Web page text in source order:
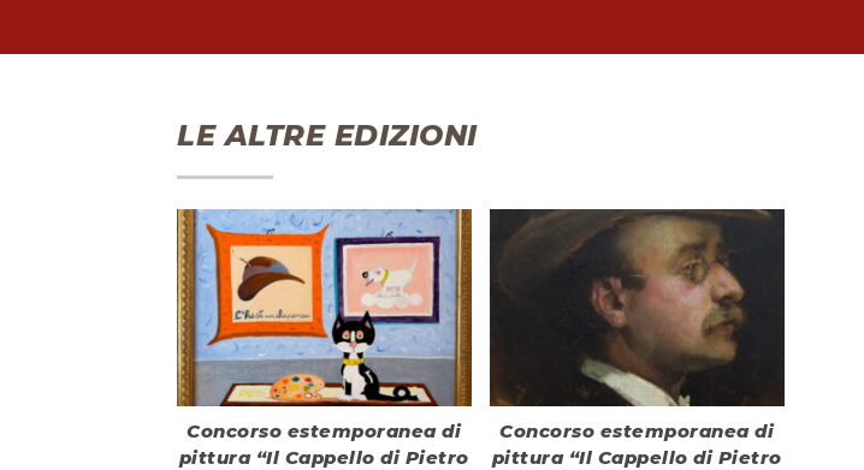
LE ALTRE EDIZIONI
Concorso estemporanea di
pittura “Il Cappello di Pietro
Concorso estemporanea di
pittura “Il Cappello di Pietro